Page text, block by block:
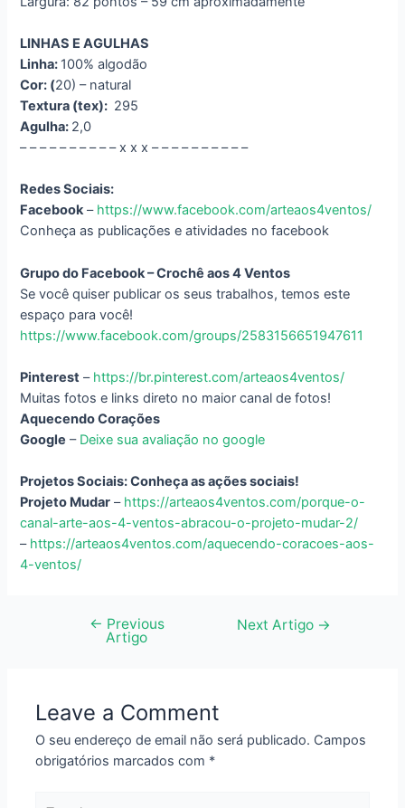
LINHAS E AGULHAS
Linha: 100% algodão
Cor: (20) – natural
Textura (tex): 295
Agulha: 2,0
– – – – – – – – – – x x x – – – – – – – – – –
Redes Sociais:
Facebook– https://www.facebook.com/arteaos4ventos/
Conheça as publicações e atividades no facebook
Grupo do Facebook – Crochê aos 4 Ventos
Se você quiser publicar os seus trabalhos, temos este
espaço para você!
https://www.facebook.com/groups/2583156651947611
Pinterest – https://br.pinterest.com/arteaos4ventos/
Muitas fotos e links direto no maior canal de fotos!
Aquecendo Corações
Google – Deixe sua avaliação no google
Projetos Sociais: Conheça as ações sociais!
Projeto Mudar – https://arteaos4ventos.com/porque-o-
canal-arte-aos-4-ventos-abracou-o-projeto-mudar-2/
– https://arteaos4ventos.com/aquecendo-coracoes-aos-
4-ventos/
Navegação
← Previous
Artigo
Next Artigo →
Leave a Comment
O seu endereço de email não será publicado. Campos
obrigatórios marcados com *